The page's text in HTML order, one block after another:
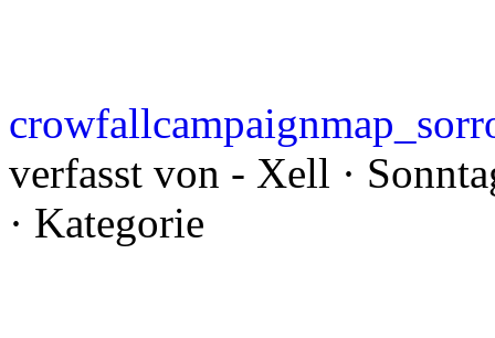
verfasst von - Xell ·
· Kategorie